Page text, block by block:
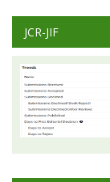
JCR-JIF